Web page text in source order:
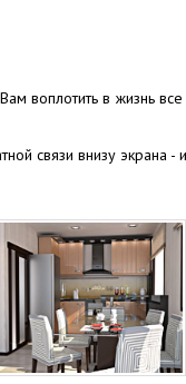
воплотить в жизнь
связи внизу экрана